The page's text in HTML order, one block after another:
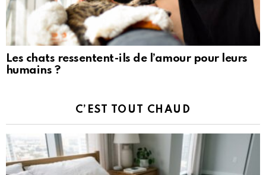
Les chats ressentent-ils de l’amour pour leurs
humains ?
C’EST TOUT CHAUD